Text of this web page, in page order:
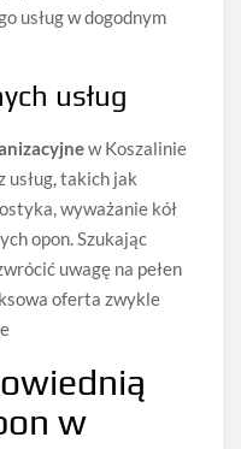
usług w dogodnym
usług
w Koszalinie
takich jak
wyważanie kół
opon. Szukając
uwagę na pełen
oferta zwykle
w